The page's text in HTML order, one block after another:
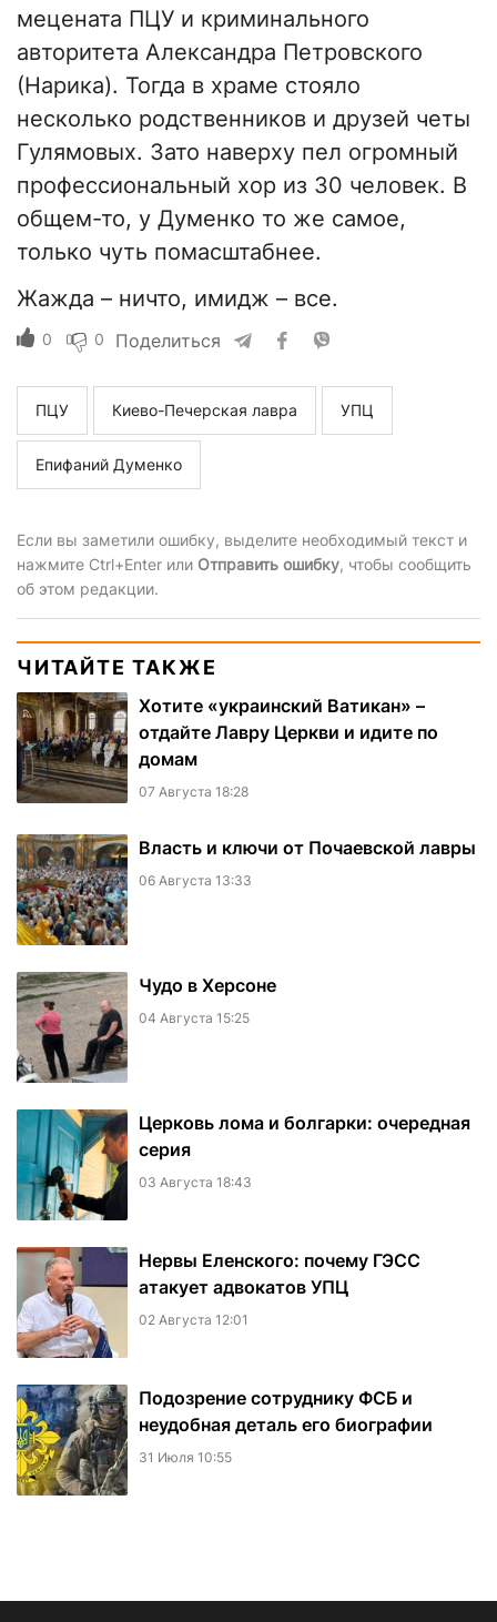
мецената ПЦУ и криминального
авторитета Александра Петровского
(Нарика). Тогда в храме стояло
несколько родственников и друзей четы
Гулямовых. Зато наверху пел огромный
профессиональный хор из 30 человек. В
общем-то, у Думенко то же самое,
только чуть помасштабнее.
Жажда – ничто, имидж – все.
0 0 Поделиться
ПЦУ Киево-Печерская лавра УПЦ
Епифаний Думенко
Если вы заметили ошибку, выделите необходимый текст и
нажмите Ctrl+Enter или Отправить ошибку, чтобы сообщить
об этом редакции.
ЧИТАЙТЕ ТАКЖЕ
Хотите «украинский Ватикан» –
отдайте Лавру Церкви и идите по
домам
07 Августа 18:28
Власть и ключи от Почаевской лавры
06 Августа 13:33
Чудо в Херсоне
04 Августа 15:25
Церковь лома и болгарки: очередная
серия
03 Августа 18:43
Нервы Еленского: почему ГЭСС
атакует адвокатов УПЦ
02 Августа 12:01
Подозрение сотруднику ФСБ и
неудобная деталь его биографии
31 Июля 10:55